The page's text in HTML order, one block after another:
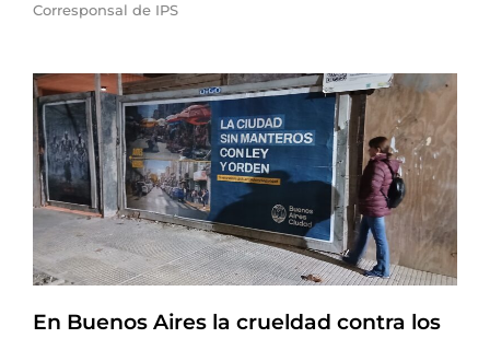
Corresponsal de IPS
En Buenos Aires la crueldad contra los